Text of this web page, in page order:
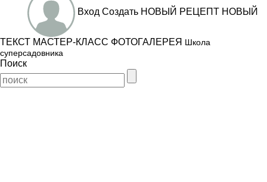
Вход Создать НОВЫЙ РЕЦЕПТ НОВЫЙ
ТЕКСТ МАСТЕР-КЛАСС ФОТОГАЛЕРЕЯ Школа
суперсадовника
Поиск